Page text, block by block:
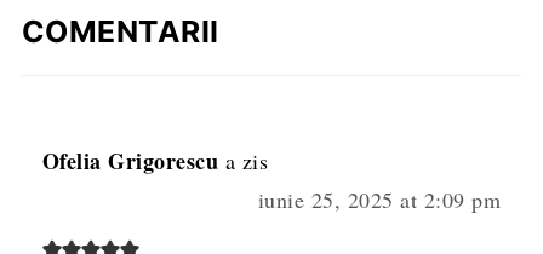
COMENTARII
Ofelia Grigorescu a zis
iunie 25, 2025 at 2:09 pm